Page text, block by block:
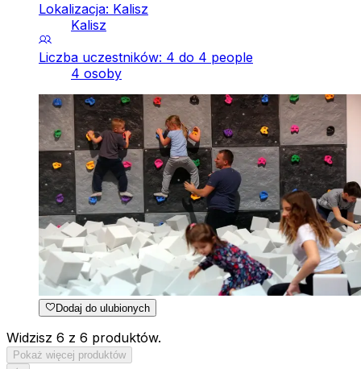
Lokalizacja: Kalisz
Kalisz
Liczba uczestników: 4 do 4 people
4 osoby
Dodaj do ulubionych
Widzisz 6 z 6 produktów.
Pokaż więcej produktów